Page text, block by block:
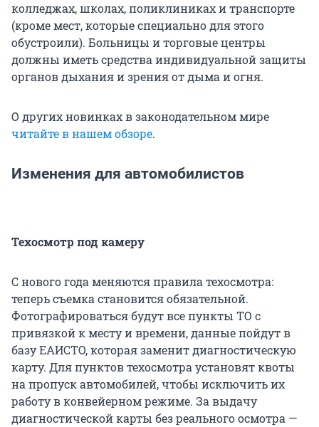
колледжах, школах, поликлиниках и транспорте
(кроме мест, которые специально для этого
обустроили). Больницы и торговые центры
должны иметь средства индивидуальной защиты
органов дыхания и зрения от дыма и огня.
О других новинках в законодательном мире
читайте в нашем обзоре.
Изменения для автомобилистов
Техосмотр под камеру
С нового года меняются правила техосмотра:
теперь съемка становится обязательной.
Фотографироваться будут все пункты ТО с
привязкой к месту и времени, данные пойдут в
базу ЕАИСТО, которая заменит диагностическую
карту. Для пунктов техосмотра установят квоты
на пропуск автомобилей, чтобы исключить их
работу в конвейерном режиме. За выдачу
диагностической карты без реального осмотра —